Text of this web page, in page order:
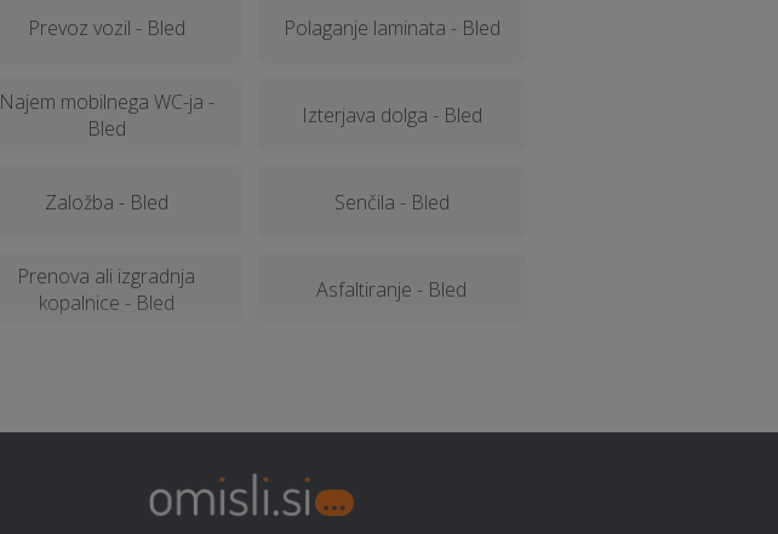
Prevoz vozil - Bled Polaganje laminata - Bled
Najem mobilnega WC-ja -
Bled
Izterjava dolga - Bled
Založba - Bled Senčila - Bled
Prenova ali izgradnja
kopalnice - Bled
Asfaltiranje - Bled